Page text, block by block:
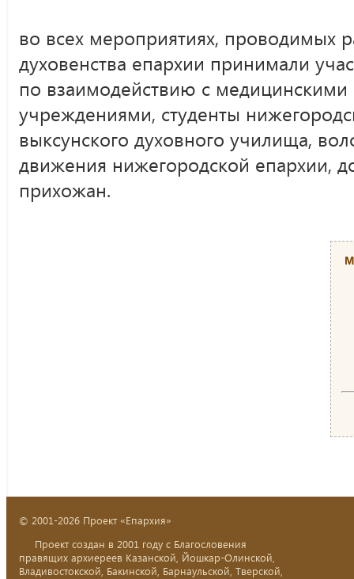
во всех мероприятиях, проводимых
духовенства епархии принимали
по взаимодействию с
учреждениями, студенты
выксунского духовного училища,
движения нижегородской епархии,
прихожан.
© 2001-2026 Проект «Епархия»
Проект создан в 2001 году с Благословения
правящих архиереев Казанской, Йошкар-Олинской,
Владивостокской, Бакинской, Барнаульской, Тверской,